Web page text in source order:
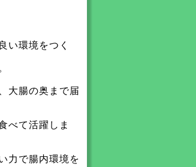
い環境をつく
大腸の奥まで届
べて活躍しま
力で腸内環境を